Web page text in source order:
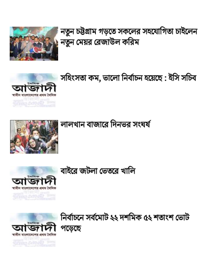
নতুন চট্টগ্রাম গড়‌তে সক‌লের সহ‌যো‌গিতা চাইলেন
নতুন মেয়র রেজাউল করিম
সহিংসতা কম, ভালো নির্বাচন হয়েছে : ইসি সচিব
লালখান বাজারে দিনভর সংঘর্ষ
বাইরে জটলা ভেতরে খালি
নির্বাচনে সর্বমোট ২২ দশমিক ৫২ শতাংশ ভোট
পড়েছে